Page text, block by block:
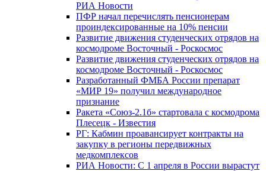
РИА Новости
ПФР начал перечислять пенсионерам
проиндексированные на 10% пенсии
Развитие движения студенческих отрядов на
космодроме Восточный - Роскосмос
Развитие движения студенческих отрядов на
космодроме Восточный - Роскосмос
Разработанный ФМБА России препарат
«МИР 19» получил международное
признание
Ракета «Союз-2.1б» стартовала с космодрома
Плесецк - Известия
РГ: Кабмин проавансирует контракты на
закупку в регионы передвижных
медкомплексов
РИА Новости: С 1 апреля в России вырастут